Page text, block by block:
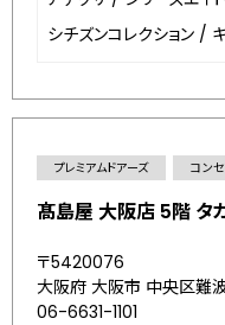
シチズンコレクション /
プレミアムドアーズ コンセ
髙島屋 大阪店 5階 タ
〒5420076
大阪府 大阪市 中央区難
06-6631-1101